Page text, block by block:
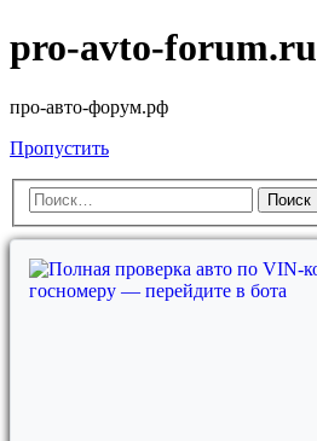
pro-avto-forum.ru
про-авто-форум.рф
Пропустить
Поиск